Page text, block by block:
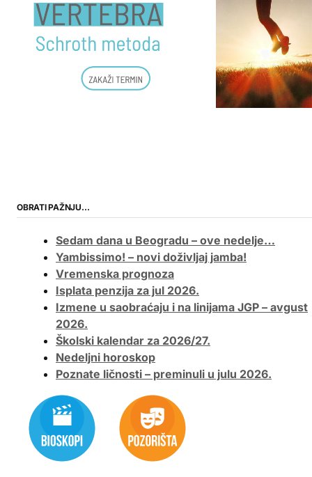
OBRATI PAŽNJU…
Sedam dana u Beogradu – ove nedelje…
Yambissimo! – novi doživljaj jamba!
Vremenska prognoza
Isplata penzija za jul 2026.
Izmene u saobraćaju i na linijama JGP – avgust
2026.
Školski kalendar za 2026/27.
Nedeljni horoskop
Poznate ličnosti – preminuli u julu 2026.